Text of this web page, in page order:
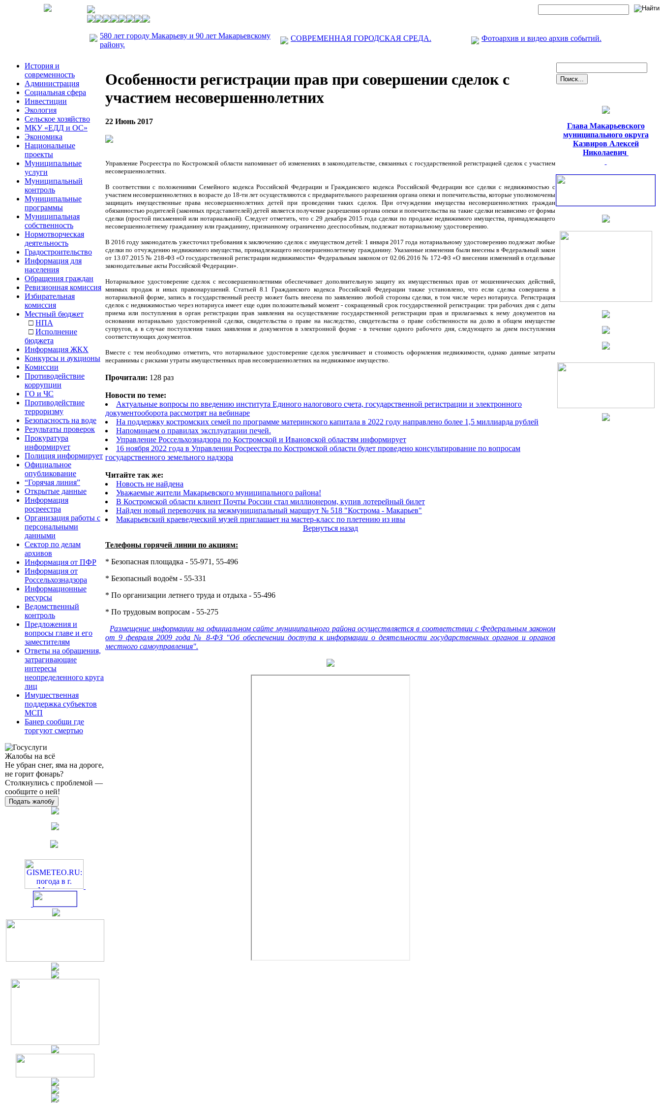
580 лет городу Макарьеву и 90 лет Макарьевскому
району.
СОВРЕМЕННАЯ ГОРОДСКАЯ СРЕДА. Фотоархив и видео архив событий.
История и
современность
Администрация
Социальная сфера
Инвестиции
Экология
Сельское хозяйство
МКУ «ЕДД и ОС»
Экономика
Национальные
проекты
Муниципальные
услуги
Муниципальный
контроль
Муниципальные
программы
Муниципальная
собственность
Нормотворческая
деятельность
Градостроительство
Информация для
населения
Обращения граждан
Ревизионная комиссия
Избирательная
комиссия
Местный бюджет
□ НПА
□ Исполнение
бюджета
Информация ЖКХ
Конкурсы и аукционы
Комиссии
Противодействие
коррупции
ГО и ЧС
Противодействие
терроризму
Безопасность на воде
Результаты проверок
Прокуратура
информирует
Полиция информирует
Официальное
опубликование
“Горячая линия”
Открытые данные
Информация
росреестра
Организация работы с
персональными
данными
Сектор по делам
архивов
Информация от ПФР
Информация от
Россельхознадзора
Информационные
ресурсы
Ведомственный
контроль
Предложения и
вопросы главе и его
заместителям
Ответы на обращения,
затрагивающие
интересы
неопределенного круга
лиц
Имущественная
поддержка субъектов
МСП
Банер сообщи где
торгуют смертью
Жалобы на всё
Не убран снег, яма на дороге,
не горит фонарь?
Столкнулись с проблемой —
сообщите о ней!
Подать жалобу
Особенности регистрации прав при совершении сделок с
участием несовершеннолетних
22 Июнь 2017
Управление Росреестра по Костромской области напоминает об изменениях в законодательстве, связанных с государственной регистрацией сделок с участием
несовершеннолетних.
В соответствии с положениями Семейного кодекса Российской Федерации и Гражданского кодекса Российской Федерации все сделки с недвижимостью с
участием несовершеннолетних в возрасте до 18-ти лет осуществляются с предварительного разрешения органа опеки и попечительства, которые уполномочены
защищать имущественные права несовершеннолетних детей при проведении таких сделок. При отчуждении имущества несовершеннолетних граждан
обязанностью родителей (законных представителей) детей является получение разрешения органа опеки и попечительства на такие сделки независимо от формы
сделки (простой письменной или нотариальной). Следует отметить, что с 29 декабря 2015 года сделки по продаже недвижимого имущества, принадлежащего
несовершеннолетнему гражданину или гражданину, признанному ограниченно дееспособным, подлежат нотариальному удостоверению.
В 2016 году законодатель ужесточил требования к заключению сделок с имуществом детей: 1 января 2017 года нотариальному удостоверению подлежат любые
сделки по отчуждению недвижимого имущества, принадлежащего несовершеннолетнему гражданину. Указанные изменения были внесены в Федеральный закон
от 13.07.2015 № 218-ФЗ «О государственной регистрации недвижимости» Федеральным законом от 02.06.2016 № 172-ФЗ «О внесении изменений в отдельные
законодательные акты Российской Федерации».
Нотариальное удостоверение сделок с несовершеннолетними обеспечивает дополнительную защиту их имущественных прав от мошеннических действий,
мнимых продаж и иных правонарушений. Статьей 8.1 Гражданского кодекса Российской Федерации также установлено, что если сделка совершена в
нотариальной форме, запись в государственный реестр может быть внесена по заявлению любой стороны сделки, в том числе через нотариуса. Регистрация
сделок с недвижимостью через нотариуса имеет еще один положительный момент - сокращенный срок государственной регистрации: три рабочих дня с даты
приема или поступления в орган регистрации прав заявления на осуществление государственной регистрации прав и прилагаемых к нему документов на
основании нотариально удостоверенной сделки, свидетельства о праве на наследство, свидетельства о праве собственности на долю в общем имуществе
супругов, а в случае поступления таких заявления и документов в электронной форме - в течение одного рабочего дня, следующего за днем поступления
соответствующих документов.
Вместе с тем необходимо отметить, что нотариальное удостоверение сделок увеличивает и стоимость оформления недвижимости, однако данные затраты
несравнимы с рисками утраты имущественных прав несовершеннолетних на недвижимое имущество.
Прочитали: 128 раз
Новости по теме:
Актуальные вопросы по введению института Единого налогового счета, государственной регистрации и электронного
документооборота рассмотрят на вебинаре
На поддержку костромских семей по программе материнского капитала в 2022 году направлено более 1,5 миллиарда рублей
Напоминаем о правилах эксплуатации печей.
Управление Россельхознадзора по Костромской и Ивановской областям информирует
16 ноября 2022 года в Управлении Росреестра по Костромской области будет проведено консультирование по вопросам
государственного земельного надзора
Читайте так же:
Новость не найдена
Уважаемые жители Макарьевского муниципального района!
В Костромской области клиент Почты России стал миллионером, купив лотерейный билет
Найден новый перевозчик на межмуниципальный маршрут № 518 "Кострома - Макарьев"
Макарьевский краеведческий музей приглашает на мастер-класс по плетению из ивы
Вернуться назад
Телефоны горячей линии по акциям:
* Безопасная площадка - 55-971, 55-496
* Безопасный водоём - 55-331
* По организации летнего труда и отдыха - 55-496
* По трудовым вопросам - 55-275
Размещение информации на официальном сайте муниципального района осуществляется в соответствии с Федеральным законом
от 9 февраля 2009 года № 8-ФЗ "Об обеспечении доступа к информации о деятельности государственных органов и органов
местного самоуправления".
Глава Макарьевского
муниципального округа
Казвиров Алексей
Николаевич